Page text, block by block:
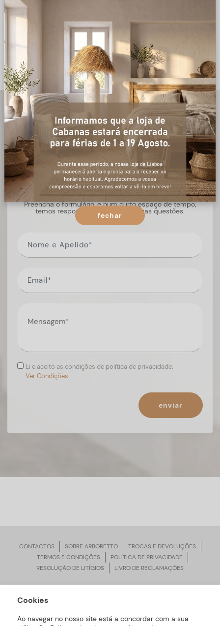
DESCRIÇÃO
+ informações
Preencha o formulário, e num curto espaço de tempo,
temos respostas para todas as suas questões.
Li e aceito as condições de política de privacidade.
Ver Condições.
enviar
CONTACTOS SOBRE ARBORETTO
TROCAS E DEVOLUÇÕES
TERMOS E CONDIÇÕES
POLÍTICA DE PRIVACIDADE
RESOLUÇÃO DE LITÍGIOS
LIVRO DE RECLAMAÇÕES
ARBORETTO © Todos os Direitos Reservados | Desenvolvido por
Cookies
Ao navegar no nosso site está a concordar com a sua
fechar